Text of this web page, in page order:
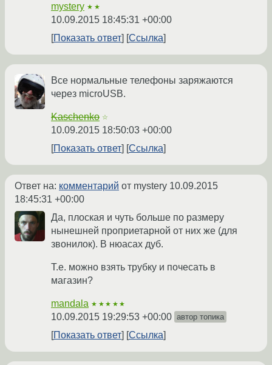
mystery ★★
10.09.2015 18:45:31 +00:00
Показать ответ
Ссылка
Все нормальные телефоны заряжаются
через microUSB.
Kaschenko ☆
10.09.2015 18:50:03 +00:00
Показать ответ
Ссылка
Ответ на: комментарий от mystery 10.09.2015
18:45:31 +00:00
Да, плоская и чуть больше по размеру
нынешней проприетарной от них же (для
звонилок). В нюасах дуб.
Т.е. можно взять трубку и почесать в
магазин?
mandala ★★★★★
10.09.2015 19:29:53 +00:00 автор топика
Показать ответ Ссылка